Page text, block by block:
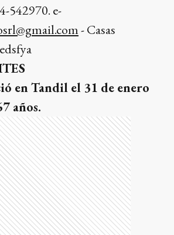
542970. e-
- Casas
en Tandil el 31 de enero
años.